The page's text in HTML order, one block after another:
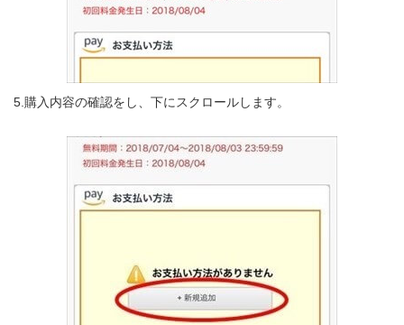
5.購入内容の確認をし、下にスクロールします。